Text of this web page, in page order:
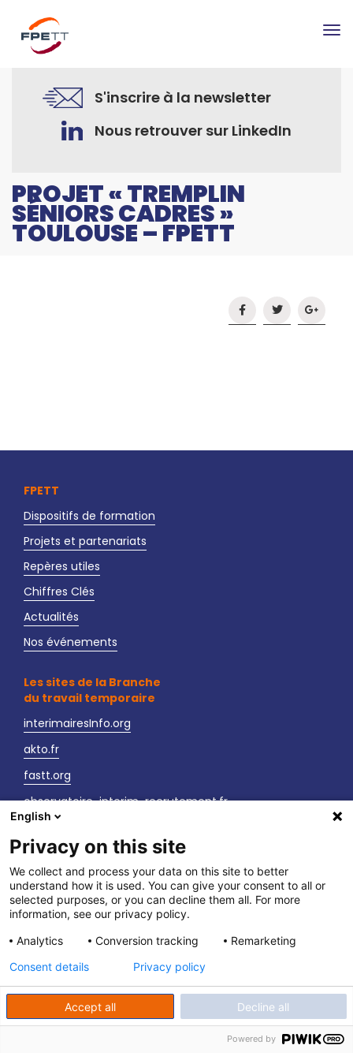
PROJET « TREMPLIN
SÉNIORS CADRES »
TOULOUSE – FPETT
S'inscrire à la newsletter
Nous retrouver sur LinkedIn
Projet « Tremplin séniors cadres » TOULOUSE
FPETT
Dispositifs de formation
Projets et partenariats
Repères utiles
Chiffres Clés
Actualités
Nos événements
Les sites de la Branche
du travail temporaire
interimairesInfo.org
akto.fr
fastt.org
observatoire-interim-recrutement.fr
sante-securite-interim.fr
Nous contacter
LinkedIn
Vos interlocuteurs
Newsletter
English
Privacy on this site
We collect and process your data on this site to better
understand how it is used. You can give your consent to all or
selected purposes, or you can decline them all. For more
information, see our privacy policy.
Analytics
Conversion tracking Remarketing
Accept all Decline all
Consent details Privacy policy
Powered by